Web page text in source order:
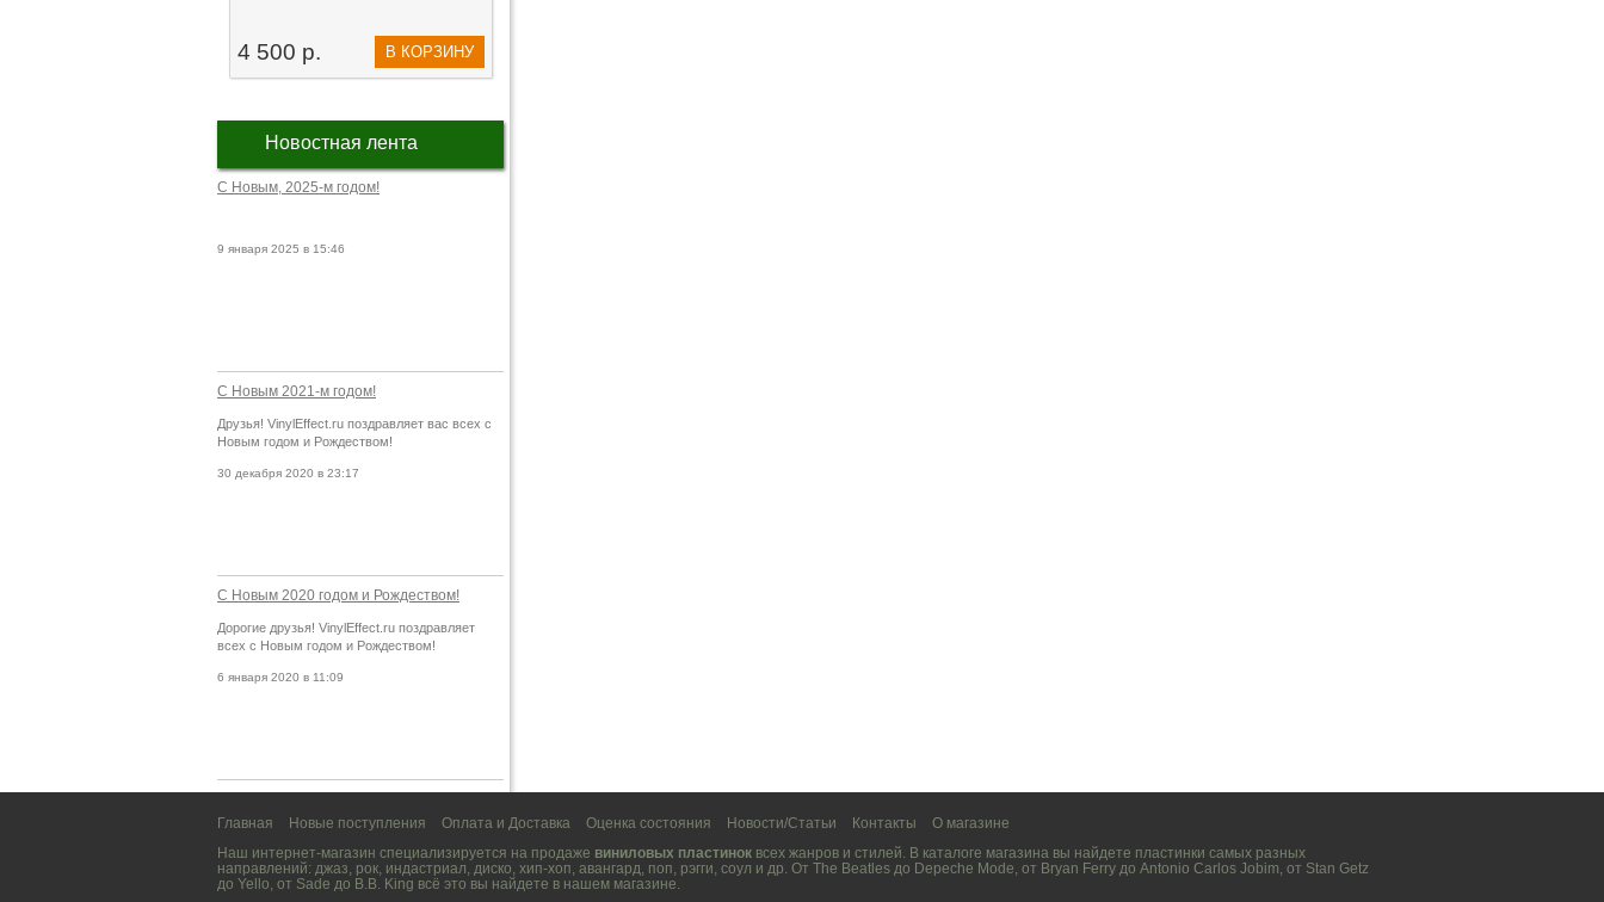
4 500 р. В КОРЗИНУ
Новостная лента
С Новым, 2025-м годом!
9 января 2025 в 15:46
С Новым 2021-м годом!
Друзья! VinylEffect.ru поздравляет вас всех с
Новым годом и Рождеством!
30 декабря 2020 в 23:17
С Новым 2020 годом и Рождеством!
Дорогие друзья! VinylEffect.ru поздравляет
всех с Новым годом и Рождеством!
6 января 2020 в 11:09
Главная Новые поступления Оплата и Доставка Оценка состояния Новости/Статьи Контакты
О магазине
Наш интернет-магазин специализируется на продаже виниловых пластинок всех жанров и стилей. В каталоге магазина вы найдете пластинки самых разных
направлений: джаз, рок, индастриал, диско, хип-хоп, авангард, поп, рэгги, соул и др. От The Beatles до Depeche Mode, от Bryan Ferry до Antonio Carlos Jobim, от Stan Getz
до Yello, от Sade до B.B. King всё это вы найдете в нашем магазине.